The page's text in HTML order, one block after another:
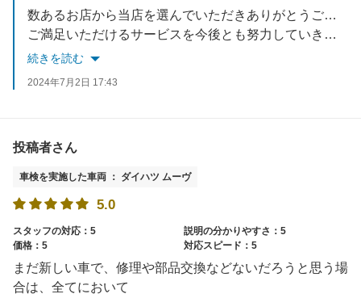
数あるお店から当店を選んでいただきありがとうございます。
ご満足いただけるサービスを今後とも努力していきますので宜しくお願い致します。
又のご来店お待ちしております。
続きを読む
2024年7月2日 17:43
投稿者さん
車検を実施した車両 ： ダイハツ ムーヴ
5.0
スタッフの対応：5
説明の分かりやすさ：5
価格：5
対応スピード：5
まだ新しい車で、修理や部品交換などないだろうと思う場
合は、全てにおいて